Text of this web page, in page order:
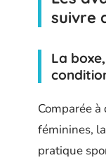
suivre
La
Comparée
féminines,
pratique